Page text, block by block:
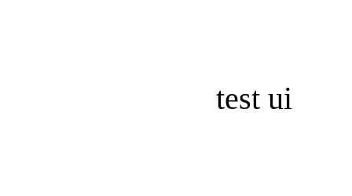
test ui